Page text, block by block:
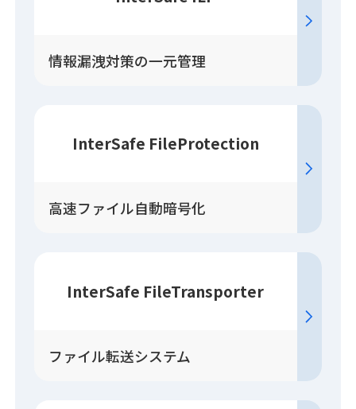
情報漏洩対策の一元管理
InterSafe FileProtection
高速ファイル自動暗号化
InterSafe FileTransporter
ファイル転送システム